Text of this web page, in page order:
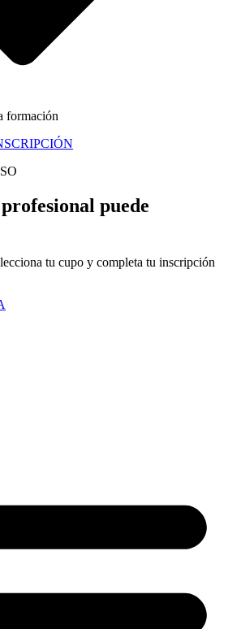
formación
puede
tu cupo y completa tu inscripción